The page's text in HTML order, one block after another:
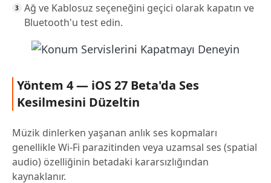
Ağ ve Kablosuz seçeneğini geçici olarak kapatın ve
Bluetooth'u test edin.
Yöntem 4 — iOS 27 Beta'da Ses
Kesilmesini Düzeltin
Müzik dinlerken yaşanan anlık ses kopmaları
genellikle Wi-Fi parazitinden veya uzamsal ses (spatial
audio) özelliğinin betadaki kararsızlığından
kaynaklanır.